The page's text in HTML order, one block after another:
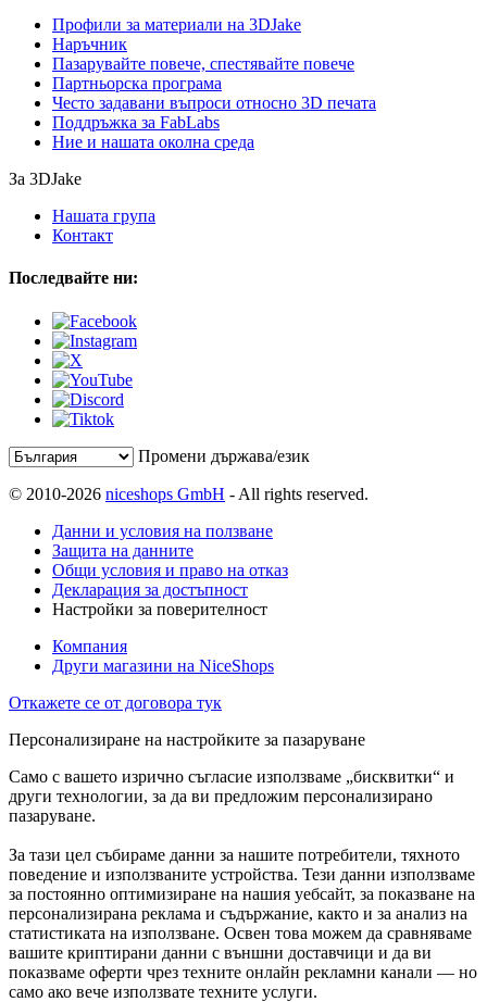
Профили за материали на 3DJake
Наръчник
Пазарувайте повече, спестявайте повече
Партньорска програма
Често задавани въпроси относно 3D печата
Поддръжка за FabLabs
Ние и нашата околна среда
За 3DJake
Нашата група
Контакт
Последвайте ни:
Промени държава/език
© 2010-2026 niceshops GmbH - All rights reserved.
Данни и условия на ползване
Защита на данните
Общи условия и право на отказ
Декларация за достъпност
Настройки за поверителност
Компания
Други магазини на NiceShops
Откажете се от договора тук
Персонализиране на настройките за пазаруване
Само с вашето изрично съгласие използваме „бисквитки“ и
други технологии, за да ви предложим персонализирано
пазаруване.
За тази цел събираме данни за нашите потребители, тяхното
поведение и използваните устройства. Тези данни използваме
за постоянно оптимизиране на нашия уебсайт, за показване на
персонализирана реклама и съдържание, както и за анализ на
статистиката на използване. Освен това можем да сравняваме
вашите криптирани данни с външни доставчици и да ви
показваме оферти чрез техните онлайн рекламни канали — но
само ако вече използвате техните услуги.